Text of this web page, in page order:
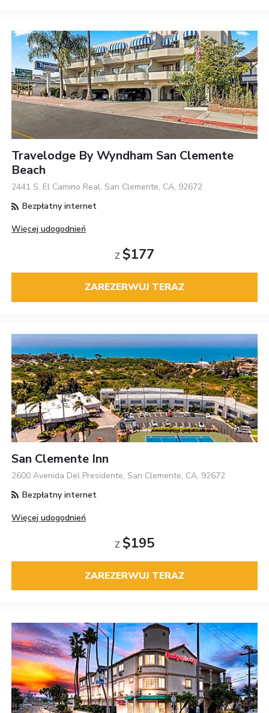
Travelodge By Wyndham San Clemente
Beach
2441 S. El Camino Real, San Clemente, CA, 92672
Bezpłatny internet
Więcej udogodnień
Z $177
ZAREZERWUJ TERAZ
San Clemente Inn
2600 Avenida Del Presidente, San Clemente, CA, 92672
Bezpłatny internet
Więcej udogodnień
Z $195
ZAREZERWUJ TERAZ